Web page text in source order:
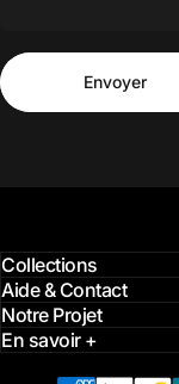
Envoyer
Envoyer
Collections
Aide & Contact
Notre Projet
En savoir +